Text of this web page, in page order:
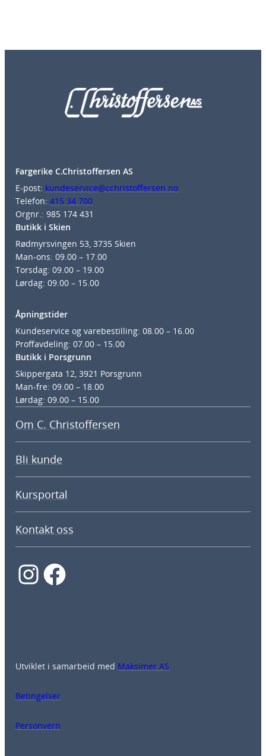
Fargerike C.Christoffersen AS
E-post: kundeservice@cchristoffersen.no
Telefon: 415 34 700
Orgnr.: 985 174 431
Butikk i Skien
Rødmyrsvingen 53, 3735 Skien
Man-ons: 09.00 – 17.00
Torsdag: 09.00 – 19.00
Lørdag: 09.00 – 15.00
Åpningstider
Kundeservice og varebestilling: 08.00 – 16.00
Proffavdeling: 07.00 – 15.00
Butikk i Porsgrunn
Skippergata 12, 3921 Porsgrunn
Man-fre: 09.00 – 18.00
Lørdag: 09.00 – 15.00
Om C. Christoffersen
Bli kunde
Kursportal
Kontakt oss
InstagramFacebook
Utviklet i samarbeid med Maksimer AS
Betingelser
Personvern